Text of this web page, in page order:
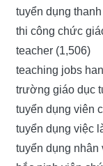
2 - 4 năm
Trên 7 năm
Mô tả công
Công việc của
trí khác trong bộ
xảy ra các sai
tuyển dụng
thi công chức
teacher (1,506)
teaching jobs
trường giáo dục
tuyển dụng viên
tuyển dụng việc
tuyển dụng